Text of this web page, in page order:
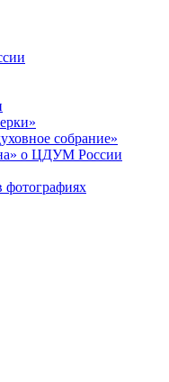
собрание»
о ЦДУМ России